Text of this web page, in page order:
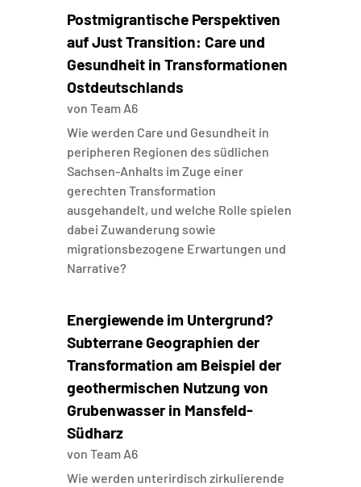
Postmigrantische Perspektiven
auf Just Transition: Care und
Gesundheit in Transformationen
Ostdeutschlands
von Team A6
Wie werden Care und Gesundheit in
peripheren Regionen des südlichen
Sachsen-Anhalts im Zuge einer
gerechten Transformation
ausgehandelt, und welche Rolle spielen
dabei Zuwanderung sowie
migrationsbezogene Erwartungen und
Narrative?
Energiewende im Untergrund?
Subterrane Geographien der
Transformation am Beispiel der
geothermischen Nutzung von
Grubenwasser in Mansfeld-
Südharz
von Team A6
Wie werden unterirdisch zirkulierende